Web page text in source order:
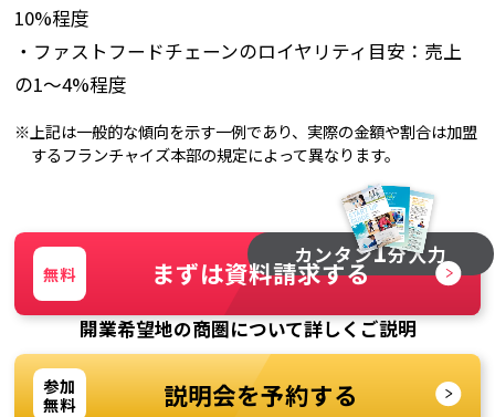
10%程度
・ファストフードチェーンのロイヤリティ目安：売上
の1～4%程度
上記は一般的な傾向を示す一例であり、実際の金額や割合は加盟
するフランチャイズ本部の規定によって異なります。
カンタン1分入力
無料 まずは資料請求する
開業希望地の商圏について詳しくご説明
参加
無料
説明会を予約する